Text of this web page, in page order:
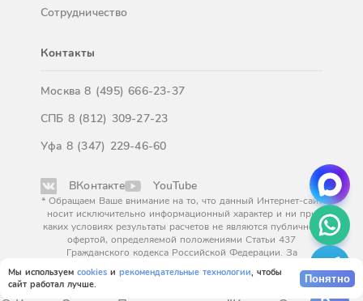
Мы используем cookies и рекомендательные технологии, чтобы
сайт работал лучше.
Понятно
Сотрудничество
Контакты
Москва8 (495) 666-23-37
СПБ 8 (812) 309-27-23
Уфа 8 (347) 229-46-60
ВКонтакте YouTube
* Обращаем Ваше внимание на то, что данный Интернет-сайт
носит исключительно информационный характер и ни при
каких условиях результаты расчетов не являются публичной
офертой, определяемой положениями Статьи 437
Гражданского кодекса Российской Федерации. За